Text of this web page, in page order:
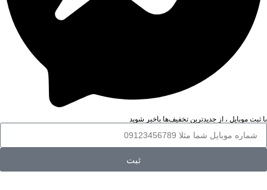
با ثبت موبایل ، از جدید‌ترین تخفیف‌ها با‌خبر شوید
ثبت